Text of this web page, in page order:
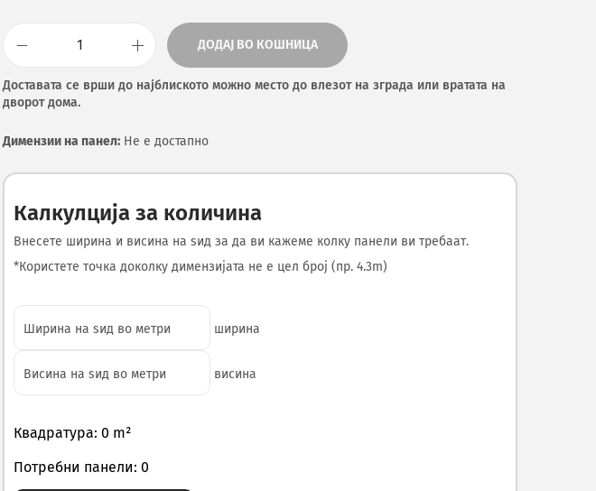
ДОДАЈ ВО КОШНИЦА
Доставата се врши до најблиското можно место до влезот на зграда или вратата на
дворот дома.
Димензии на панел: Не е достапно
Калкулција за количина
Внесете ширина и висина на ѕид за да ви кажеме колку панели ви требаат.
*Користете точка доколку димензијата не е цел број (пр. 4.3m)
ширина
висина
Квадратура: 0 m²
Потребни панели: 0